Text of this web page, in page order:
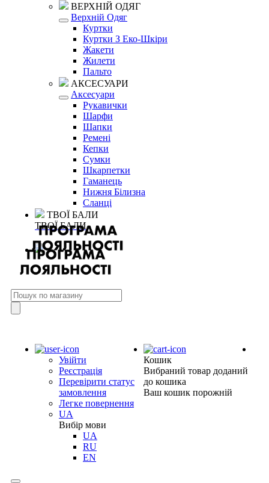
ВЕРХНІЙ ОДЯГ
Верхній Одяг
Куртки
Куртки З Еко-Шкіри
Жакети
Жилети
Пальто
АКСЕСУАРИ
Аксесуари
Рукавички
Шарфи
Шапки
Ремені
Кепки
Сумки
Шкарпетки
Гаманець
Нижня Білизна
Сланці
ТВОЇ БАЛИ
ТВОЇ БАЛИ
Увійти
Реєстрація
Перевірити статус
замовлення
Легке повернення
UA
Вибір мови
UA
RU
EN
Кошик
Вибраний товар доданий
до кошика
Ваш кошик порожній